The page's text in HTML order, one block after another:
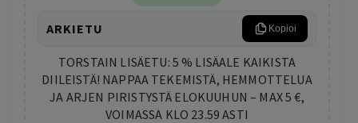
ARKIETU Kopioi
TORSTAIN LISÄETU: 5 % LISÄALE KAIKISTA
DIILEISTÄ! NAPPAA TEKEMISTÄ, HEMMOTTELUA
JA ARJEN PIRISTYSTÄ ELOKUUHUN – MAX 5 €,
VOIMASSA KLO 23.59 ASTI